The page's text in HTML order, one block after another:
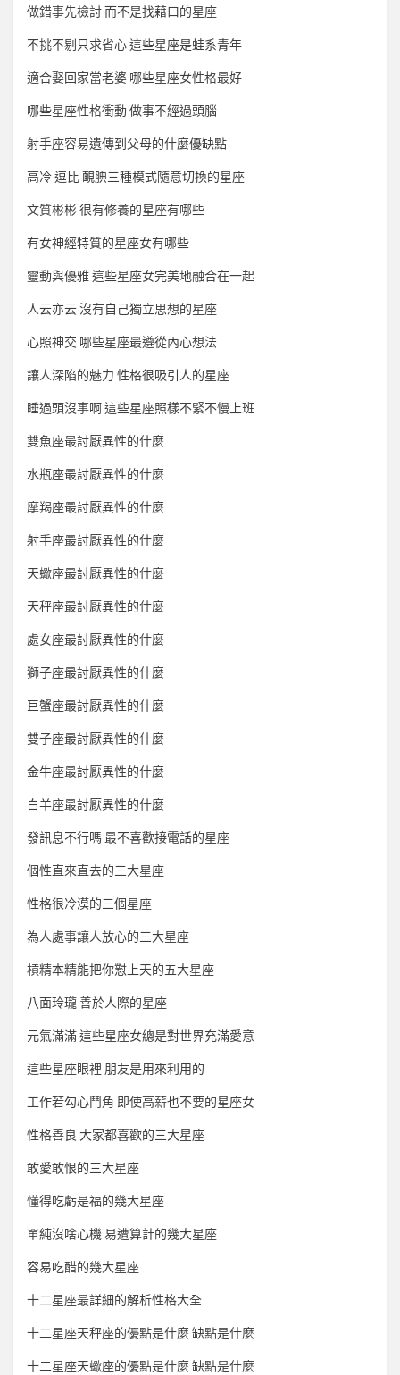
做錯事先檢討 而不是找藉口的星座
不挑不剔只求省心 這些星座是蛙系青年
適合娶回家當老婆 哪些星座女性格最好
哪些星座性格衝動 做事不經過頭腦
射手座容易遺傳到父母的什麼優缺點
高冷 逗比 靦腆三種模式隨意切換的星座
文質彬彬 很有修養的星座有哪些
有女神經特質的星座女有哪些
靈動與優雅 這些星座女完美地融合在一起
人云亦云 沒有自己獨立思想的星座
心照神交 哪些星座最遵從內心想法
讓人深陷的魅力 性格很吸引人的星座
睡過頭沒事啊 這些星座照樣不緊不慢上班
雙魚座最討厭異性的什麼
水瓶座最討厭異性的什麼
摩羯座最討厭異性的什麼
射手座最討厭異性的什麼
天蠍座最討厭異性的什麼
天秤座最討厭異性的什麼
處女座最討厭異性的什麼
獅子座最討厭異性的什麼
巨蟹座最討厭異性的什麼
雙子座最討厭異性的什麼
金牛座最討厭異性的什麼
白羊座最討厭異性的什麼
發訊息不行嗎 最不喜歡接電話的星座
個性直來直去的三大星座
性格很冷漠的三個星座
為人處事讓人放心的三大星座
槓精本精能把你懟上天的五大星座
八面玲瓏 善於人際的星座
元氣滿滿 這些星座女總是對世界充滿愛意
這些星座眼裡 朋友是用來利用的
工作若勾心鬥角 即使高薪也不要的星座女
性格善良 大家都喜歡的三大星座
敢愛敢恨的三大星座
懂得吃虧是福的幾大星座
單純沒啥心機 易遭算計的幾大星座
容易吃醋的幾大星座
十二星座最詳細的解析性格大全
十二星座天秤座的優點是什麼 缺點是什麼
十二星座天蠍座的優點是什麼 缺點是什麼